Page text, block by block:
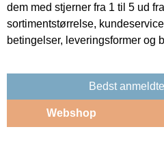
dem med stjerner fra 1 til 5 ud
sortimentstørrelse,
betingelser, leveringsformer og
Bedst
Webshop